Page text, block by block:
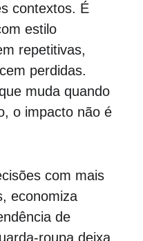
contextos. É
estilo
repetitivas,
perdidas.
muda quando
o impacto não é
com mais
economiza
de
roupa deixa